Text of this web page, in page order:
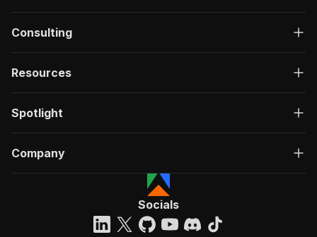
Consulting
Resources
Spotlight
Company
Socials